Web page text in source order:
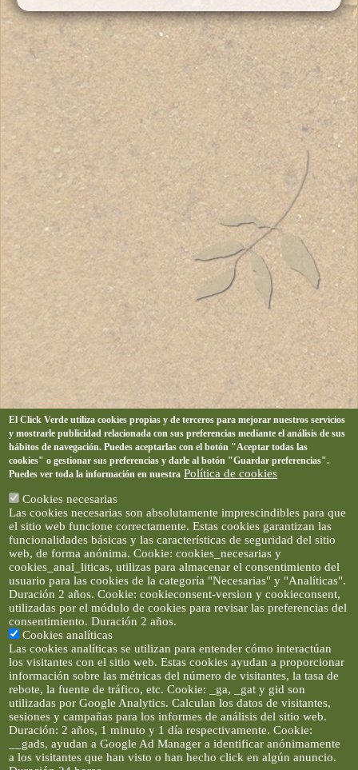
El Click Verde utiliza cookies propias y de terceros para mejorar nuestros servicios
y mostrarle publicidad relacionada con sus preferencias mediante el análisis de sus
hábitos de navegación. Puedes aceptarlas con el botón "Aceptar todas las
cookies" o gestionar sus preferencias y darle al botón "Guardar preferencias".
Puedes ver toda la información en nuestra Política de cookies
Cookies necesarias
Las cookies necesarias son absolutamente imprescindibles para que
el sitio web funcione correctamente. Estas cookies garantizan las
funcionalidades básicas y las características de seguridad del sitio
web, de forma anónima. Cookie: cookies_necesarias y
cookies_anal_liticas, utilizas para almacenar el consentimiento del
usuario para las cookies de la categoría "Necesarias" y "Analíticas".
Duración 2 años. Cookie: cookieconsent-version y cookieconsent,
utilizadas por el módulo de cookies para revisar las preferencias del
consentimiento. Duración 2 años.
Cookies analíticas
Las cookies analíticas se utilizan para entender cómo interactúan
los visitantes con el sitio web. Estas cookies ayudan a proporcionar
información sobre las métricas del número de visitantes, la tasa de
rebote, la fuente de tráfico, etc. Cookie: _ga, _gat y gid son
utilizadas por Google Analytics. Calculan los datos de visitantes,
sesiones y campañas para los informes de análisis del sitio web.
Duración: 2 años, 1 minuto y 1 día respectivamente. Cookie:
__gads, ayudan a Google Ad Manager a identificar anónimamente
a los visitantes que han visto o han hecho click en algún anuncio.